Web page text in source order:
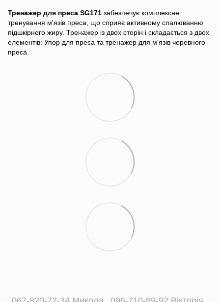
Тренажер для преса SG171 забезпечує комплексне
тренування м'язів преса, що сприяє активному спалюванню
підшкірного жиру. Тренажер із двох сторін і складається з двох
елементів: Упор для преса та тренажер для м'язів черевного
преса.